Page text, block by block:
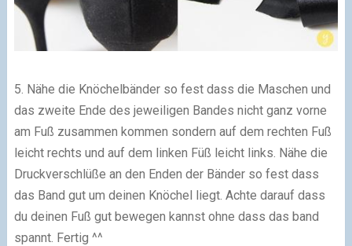
5. Nähe die Knöchelbänder so fest dass die Maschen und
das zweite Ende des jeweiligen Bandes nicht ganz vorne
am Fuß zusammen kommen sondern auf dem rechten Fuß
leicht rechts und auf dem linken Füß leicht links. Nähe die
Druckverschlüße an den Enden der Bänder so fest dass
das Band gut um deinen Knöchel liegt. Achte darauf dass
du deinen Fuß gut bewegen kannst ohne dass das band
spannt. Fertig ^^